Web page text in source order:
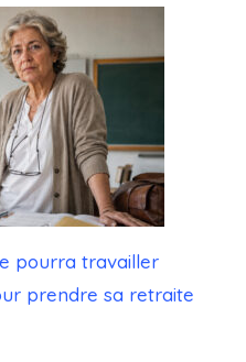
pourra travailler
prendre sa retraite